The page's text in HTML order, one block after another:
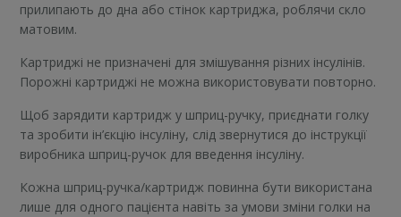
прилипають до дна або стінок картриджа, роблячи скло
матовим.
Картриджі не призначені для змішування різних інсулінів.
Порожні картриджі не можна використовувати повторно.
Щоб зарядити картридж у шприц-ручку, приєднати голку
та зробити ін’єкцію інсуліну, слід звернутися до інструкції
виробника шприц-ручок для введення інсуліну.
Кожна шприц-ручка/картридж повинна бути використана
лише для одного пацієнта навіть за умови зміни голки на